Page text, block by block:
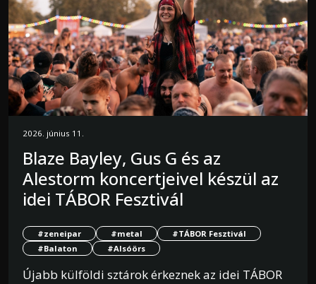
2026. június 11.
Blaze Bayley, Gus G és az
Alestorm koncertjeivel készül az
idei TÁBOR Fesztivál
#zeneipar #metal
#TÁBOR Fesztivál
#Balaton
#Alsóörs
Újabb külföldi sztárok érkeznek az idei TÁBOR